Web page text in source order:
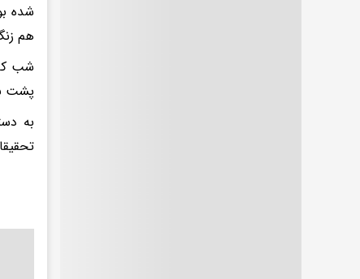
شده
هم
شب
پشت
به